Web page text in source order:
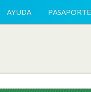
AYUDA PASAPORTE